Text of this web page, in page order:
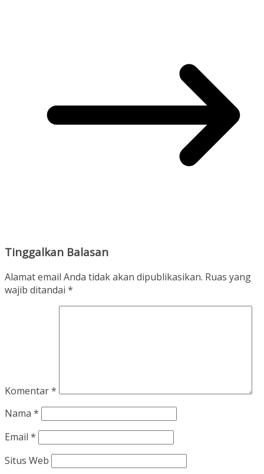
Tinggalkan Balasan
Alamat email Anda tidak akan dipublikasikan. Ruas yang
wajib ditandai *
Komentar*
Nama *
Email *
Situs Web